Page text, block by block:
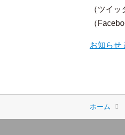
（ツイ
（
お知らせ
ホーム